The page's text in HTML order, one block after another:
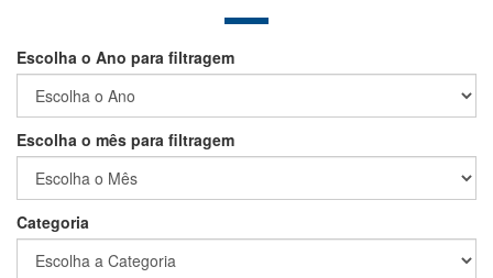
Escolha o Ano para filtragem
Escolha o mês para filtragem
Categoria